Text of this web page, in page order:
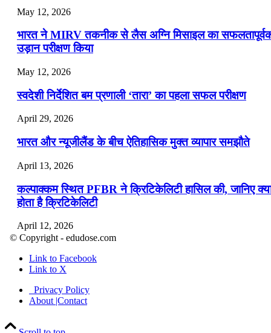
May 12, 2026
भारत ने MIRV तकनीक से लैस अग्नि मिसाइल का
उड़ान परीक्षण किया
May 12, 2026
स्वदेशी निर्देशित बम प्रणाली ‘तारा’ का पहला सफल परीक्षण
April 29, 2026
भारत और न्यूजीलैंड के बीच ऐतिहासिक मुक्त व्यापार समझौते
April 13, 2026
कल्पाक्कम स्थित PFBR ने क्रिटिकेलिटी हासिल की, जानिए
होता है क्रिटिकेलिटी
April 12, 2026
April 9, 2026
नासा का आर्टेमिस-2 मिशन: मनुष्य एक बार फिर से चंद्रमा के
पहुंचा
© Copyright - edudose.com
Link to Facebook
Link to X
Privacy Policy
About |Contact